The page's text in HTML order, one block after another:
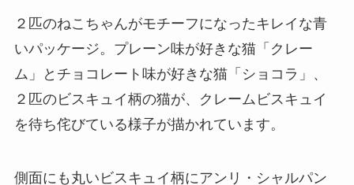
２匹のねこちゃんがモチーフになったキレイな青
いパッケージ。プレーン味が好きな猫「クレー
ム」とチョコレート味が好きな猫「ショコラ」、
２匹のビスキュイ柄の猫が、クレームビスキュイ
を待ち侘びている様子が描かれています。
側面にも丸いビスキュイ柄にアンリ・シャルパン